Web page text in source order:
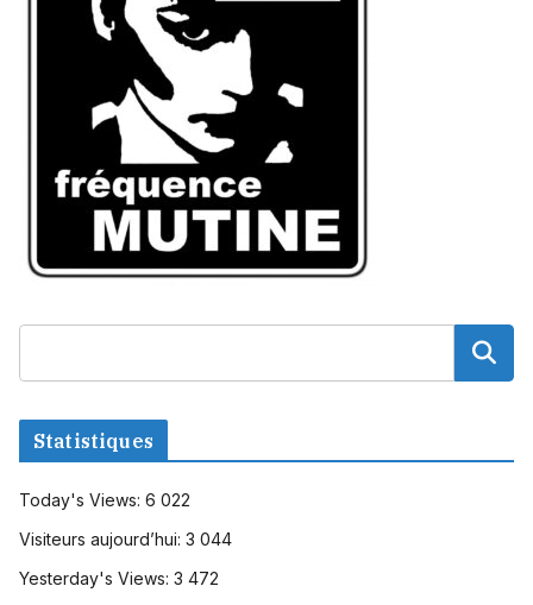
Statistiques
Today's Views: 6 022
Visiteurs aujourd’hui: 3 044
Yesterday's Views: 3 472